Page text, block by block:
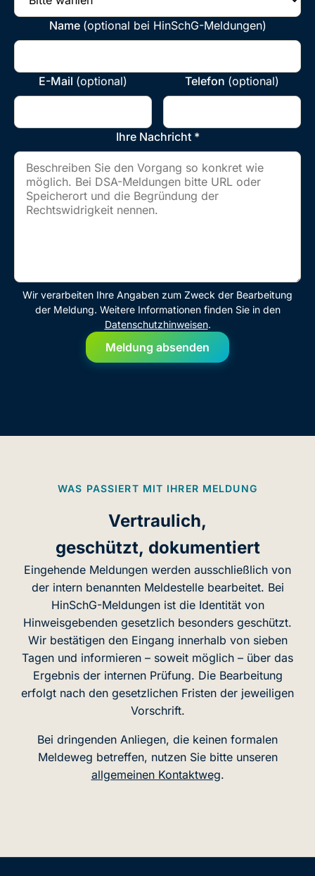
Name (optional bei HinSchG-Meldungen)
E-Mail (optional) Telefon (optional)
Ihre Nachricht *
Wir verarbeiten Ihre Angaben zum Zweck der Bearbeitung
der Meldung. Weitere Informationen finden Sie in den
Datenschutzhinweisen.
Meldung absenden
WAS PASSIERT MIT IHRER MELDUNG
Vertraulich,
geschützt, dokumentiert
Eingehende Meldungen werden ausschließlich von
der intern benannten Meldestelle bearbeitet. Bei
HinSchG-Meldungen ist die Identität von
Hinweisgebenden gesetzlich besonders geschützt.
Wir bestätigen den Eingang innerhalb von sieben
Tagen und informieren – soweit möglich – über das
Ergebnis der internen Prüfung. Die Bearbeitung
erfolgt nach den gesetzlichen Fristen der jeweiligen
Vorschrift.
Bei dringenden Anliegen, die keinen formalen
Meldeweg betreffen, nutzen Sie bitte unseren
allgemeinen Kontaktweg.